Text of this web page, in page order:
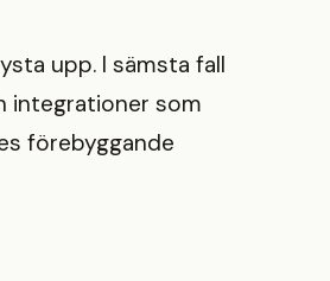
upp. I sämsta fall
integrationer som
förebyggande